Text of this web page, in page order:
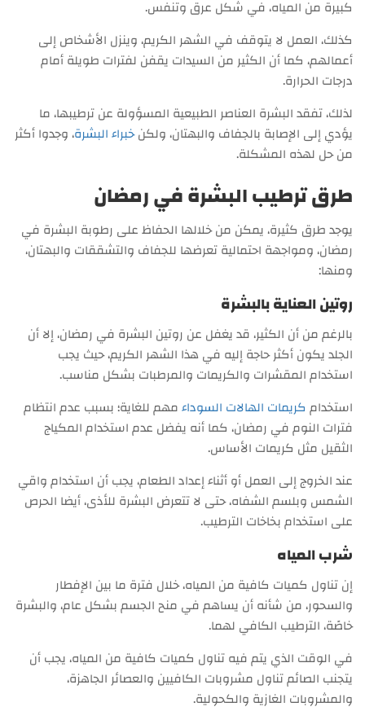
كبيرة من المياه، في شكل عرق وتنفس.
كذلك، العمل لا يتوقف في الشهر الكريم، وينزل الأشخاص إلى
أعمالهم، كما أن الكثير من السيدات يقفن لفترات طويلة أمام
درجات الحرارة.
لذلك، تفقد البشرة العناصر الطبيعية المسؤولة عن ترطيبها، ما
يؤدي إلى الإصابة بالجفاف والبهتان، ولكنخبراء البشرة، وجدوا أكثر
من حل لهذه المشكلة.
طرق ترطيب البشرة في رمضان
يوجد طرق كثيرة، يمكن من خلالها الحفاظ على رطوبة البشرة في
رمضان، ومواجهة احتمالية تعرضها للجفاف والتشققات والبهتان،
ومنها:
روتين العناية بالبشرة
بالرغم من أن الكثير، قد يغفل عن روتين البشرة في رمضان، إلا أن
الجلد يكون أكثر حاجة إليه في هذا الشهر الكريم، حيث يجب
استخدام المقشرات والكريمات والمرطبات بشكل مناسب.
استخدام كريمات الهالات السوداءمهم للغاية؛ بسبب عدم انتظام
فترات النوم في رمضان، كما أنه يفضل عدم استخدام المكياج
الثقيل مثل كريمات الأساس.
عند الخروج إلى العمل أو أثناء إعداد الطعام، يجب أن استخدام واقي
الشمس وبلسم الشفاه، حتى لا تتعرض البشرة للأذى، أيضا الحرص
على استخدام بخاخات الترطيب.
شرب المياه
إن تناول كميات كافية من المياه، خلال فترة ما بين الإفطار
والسحور، من شأنه أن يساهم في منح الجسم بشكل عام، والبشرة
خاصًة، الترطيب الكافي لهما.
في الوقت الذي يتم فيه تناول كميات كافية من المياه، يجب أن
يتجنب الصائم تناول مشروبات الكافيين والعصائر الجاهزة،
والمشروبات الغازية والكحولية.